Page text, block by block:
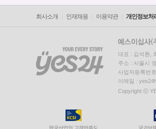
회사소개 인재채용 이용약관 개인정보처
대표 : 김석환,
주소 : 서울시
사업자등록번
이메일 :
Copyright ⓒ